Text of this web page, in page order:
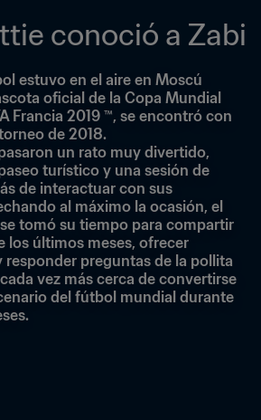
conoció a Zabi
estuvo en el aire en Moscú
oficial de la Copa Mundial
Francia 2019 ™, se encontró con
de 2018.
un rato muy divertido,
turístico y una sesión de
de interactuar con sus
al máximo la ocasión, el
tomó su tiempo para compartir
los últimos meses, ofrecer
responder preguntas de la pollita
vez más cerca de convertirse
del fútbol mundial durante